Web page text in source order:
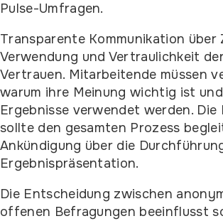
Pulse-Umfragen.
Transparente Kommunikation über
Verwendung und Vertraulichkeit
Vertrauen. Mitarbeitende müssen
warum ihre Meinung wichtig ist
Ergebnisse verwendet werden. Die
sollte den gesamten Prozess
Ankündigung über die
Ergebnispräsentation.
Die Entscheidung zwischen
offenen Befragungen beeinflusst